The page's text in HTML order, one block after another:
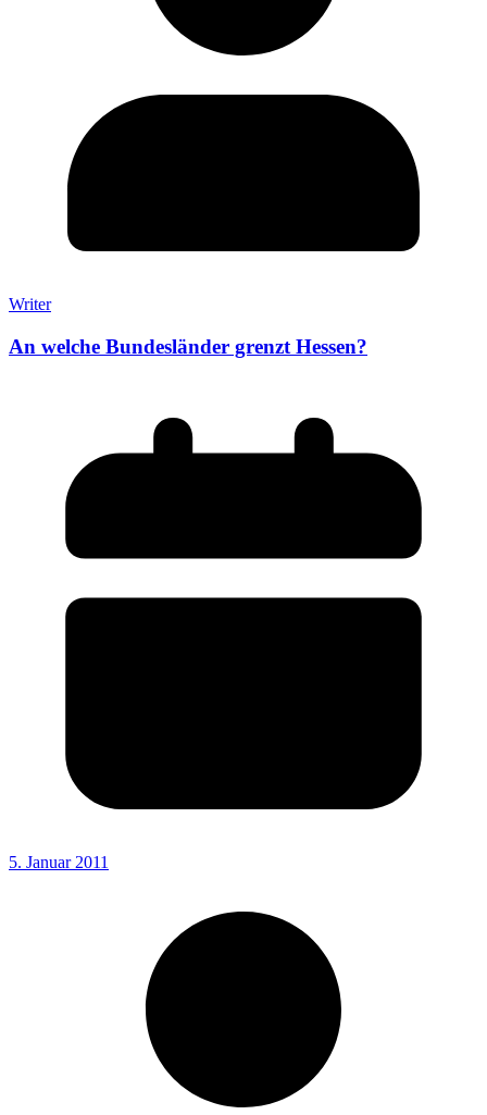
Writer
An welche Bundesländer grenzt Hessen?
5. Januar 2011